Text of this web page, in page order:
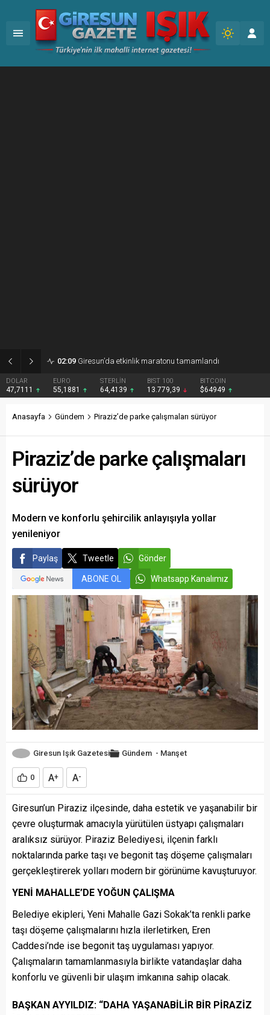
02:09 Giresun’da etkinlik maratonu tamamlandı
DOLAR
47,7111
EURO
55,1881
STERLİN
64,4139
BIST 100
13.779,39
BITCOIN
$64949
Anasayfa Gündem Piraziz’de parke çalışmaları sürüyor
Piraziz’de parke çalışmaları
sürüyor
Modern ve konforlu şehircilik anlayışıyla yollar
yenileniyor
Paylaş Tweetle Gönder
ABONE OL Whatsapp Kanalımız
Giresun Işık Gazetesi Gündem - Manşet
0 A+ A-
Giresun’un Piraziz ilçesinde, daha estetik ve yaşanabilir bir
çevre oluşturmak amacıyla yürütülen üstyapı çalışmaları
aralıksız sürüyor. Piraziz Belediyesi, ilçenin farklı
noktalarında parke taşı ve begonit taş döşeme çalışmaları
gerçekleştirerek yolları modern bir görünüme kavuşturuyor.
YENİ MAHALLE’DE YOĞUN ÇALIŞMA
Belediye ekipleri, Yeni Mahalle Gazi Sokak’ta renkli parke
taşı döşeme çalışmalarını hızla ilerletirken, Eren
Caddesi’nde ise begonit taş uygulaması yapıyor.
Çalışmaların tamamlanmasıyla birlikte vatandaşlar daha
konforlu ve güvenli bir ulaşım imkanına sahip olacak.
BAŞKAN AYYILDIZ: “DAHA YAŞANABİLİR BİR PİRAZİZ